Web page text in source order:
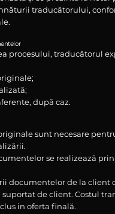
traducătorului,
procesului, traducătorul
după caz.
sunt necesare
se realizează
documentelor de la client
suportat de client. Costul
in oferta finală.